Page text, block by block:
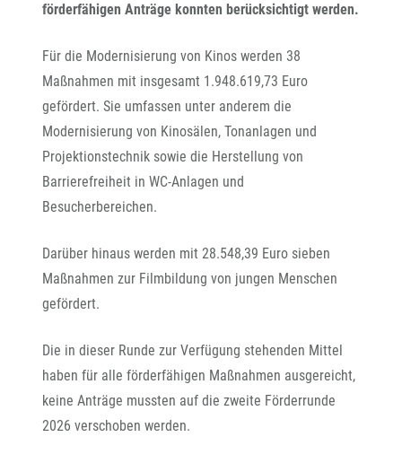
förderfähigen Anträge konnten berücksichtigt werden.
Für die Modernisierung von Kinos werden 38
Maßnahmen mit insgesamt 1.948.619,73 Euro
gefördert. Sie umfassen unter anderem die
Modernisierung von Kinosälen, Tonanlagen und
Projektionstechnik sowie die Herstellung von
Barrierefreiheit in WC-Anlagen und
Besucherbereichen.
Darüber hinaus werden mit 28.548,39 Euro sieben
Maßnahmen zur Filmbildung von jungen Menschen
gefördert.
Die in dieser Runde zur Verfügung stehenden Mittel
haben für alle förderfähigen Maßnahmen ausgereicht,
keine Anträge mussten auf die zweite Förderrunde
2026 verschoben werden.